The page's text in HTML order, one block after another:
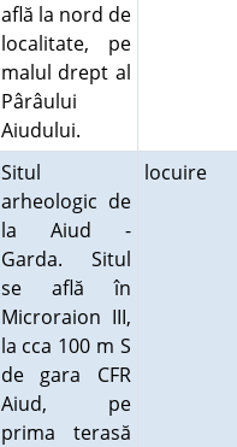
află la nord de
localitate, pe
malul drept al
Pârâului
Aiudului.
Situl
arheologic de
la Aiud -
Garda. Situl
se află în
Microraion III,
la cca 100 m S
de gara CFR
Aiud, pe
prima terasă
locuire